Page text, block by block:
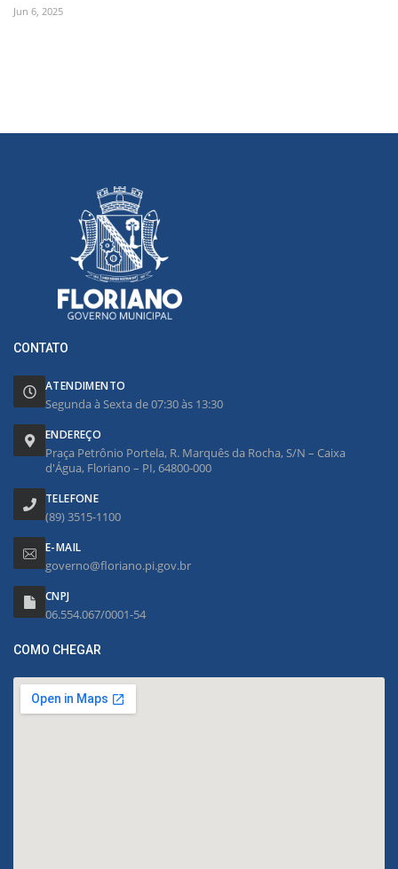
Jun 6, 2025
CONTATO
ATENDIMENTO
Segunda à Sexta de 07:30 às 13:30
ENDEREÇO
Praça Petrônio Portela, R. Marquês da Rocha, S/N – Caixa
d'Água, Floriano – PI, 64800-000
TELEFONE
(89) 3515-1100
E-MAIL
governo@floriano.pi.gov.br
CNPJ
06.554.067/0001-54
COMO CHEGAR